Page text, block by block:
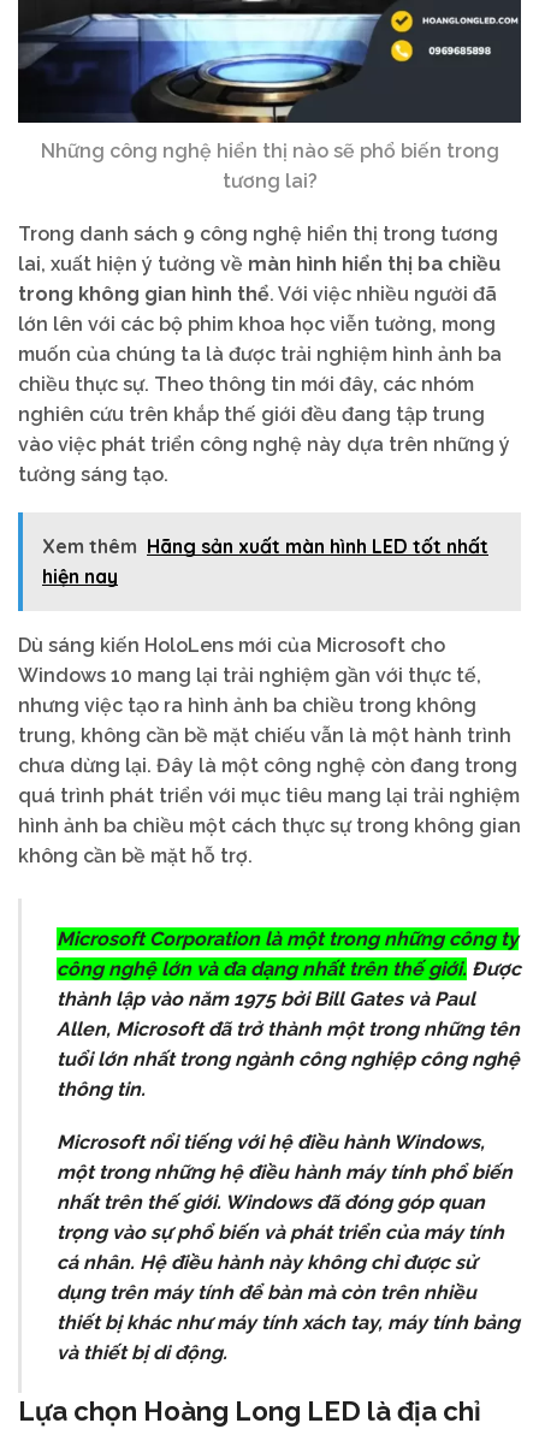
Những công nghệ hiển thị nào sẽ phổ biến trong
tương lai?
Trong danh sách 9 công nghệ hiển thị trong tương
lai, xuất hiện ý tưởng về màn hình hiển thị ba chiều
trong không gian hình thể. Với việc nhiều người đã
lớn lên với các bộ phim khoa học viễn tưởng, mong
muốn của chúng ta là được trải nghiệm hình ảnh ba
chiều thực sự. Theo thông tin mới đây, các nhóm
nghiên cứu trên khắp thế giới đều đang tập trung
vào việc phát triển công nghệ này dựa trên những ý
tưởng sáng tạo.
Xem thêm Hãng sản xuất màn hình LED tốt nhất
hiện nay
Dù sáng kiến HoloLens mới của Microsoft cho
Windows 10 mang lại trải nghiệm gần với thực tế,
nhưng việc tạo ra hình ảnh ba chiều trong không
trung, không cần bề mặt chiếu vẫn là một hành trình
chưa dừng lại. Đây là một công nghệ còn đang trong
quá trình phát triển với mục tiêu mang lại trải nghiệm
hình ảnh ba chiều một cách thực sự trong không gian
không cần bề mặt hỗ trợ.
Microsoft Corporation là một trong những công ty
công nghệ lớn và đa dạng nhất trên thế giới. Được
thành lập vào năm 1975 bởi Bill Gates và Paul
Allen, Microsoft đã trở thành một trong những tên
tuổi lớn nhất trong ngành công nghiệp công nghệ
thông tin.
Microsoft nổi tiếng với hệ điều hành Windows,
một trong những hệ điều hành máy tính phổ biến
nhất trên thế giới. Windows đã đóng góp quan
trọng vào sự phổ biến và phát triển của máy tính
cá nhân. Hệ điều hành này không chỉ được sử
dụng trên máy tính để bàn mà còn trên nhiều
thiết bị khác như máy tính xách tay, máy tính bảng
và thiết bị di động.
Lựa chọn Hoàng Long LED là địa chỉ